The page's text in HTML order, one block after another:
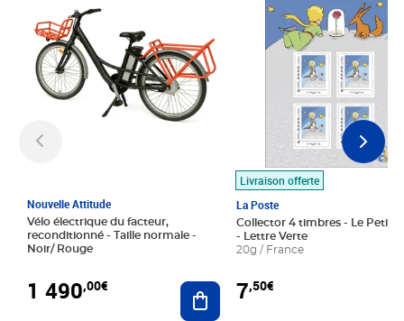
Nouvelle Attitude
Vélo électrique du facteur,
reconditionné - Taille normale -
Noir/ Rouge
1 490,00€ Ajouter au panier
Livraison offerte
La Poste
Collector 4 timbres - Le Petit
- Lettre Verte
20g / France
7,50€